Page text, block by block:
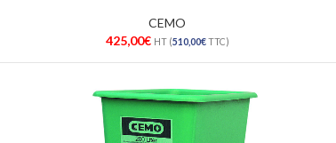
CEMO
425,00€ HT (510,00€TTC)